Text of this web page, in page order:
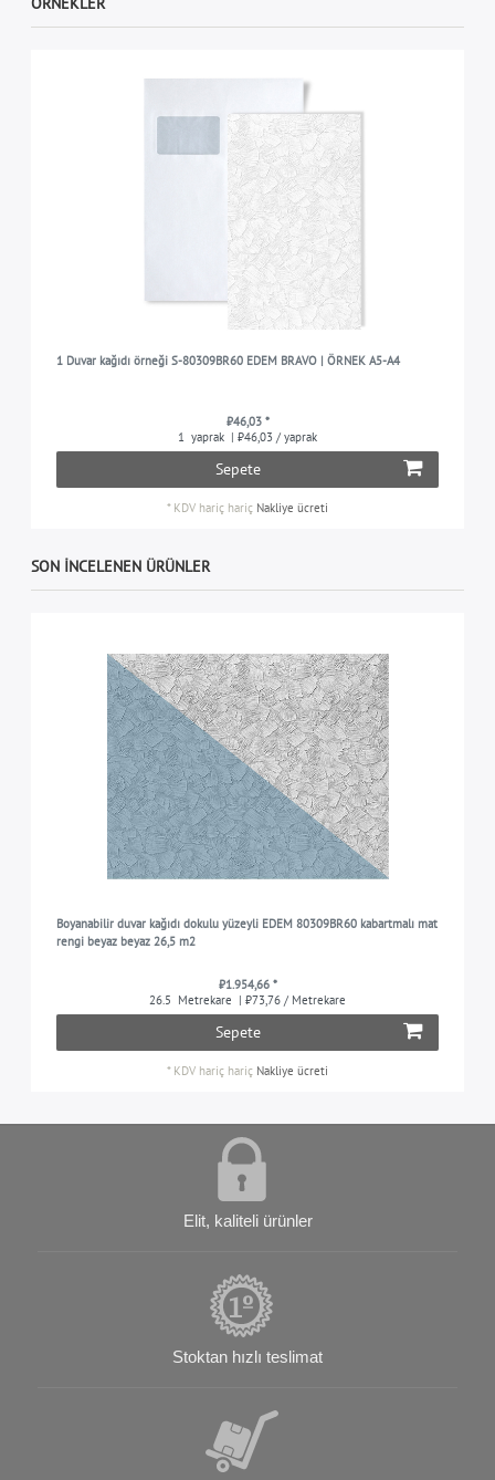
1 Duvar kağıdı örneği S-80309BR60 EDEM BRAVO | ÖRNEK A5-A4
₺46,03 *
1 yaprak | ₺46,03 / yaprak
Sepete
* KDV hariç hariç Nakliye ücreti
SON INCELENEN ÜRÜNLER
Boyanabilir duvar kağıdı dokulu yüzeyli EDEM 80309BR60 kabartmalı mat
rengi beyaz beyaz 26,5 m2
₺1.954,66 *
26.5 Metrekare | ₺73,76 / Metrekare
Sepete
* KDV hariç hariç Nakliye ücreti
Elit, kaliteli ürünler
Stoktan hızlı teslimat